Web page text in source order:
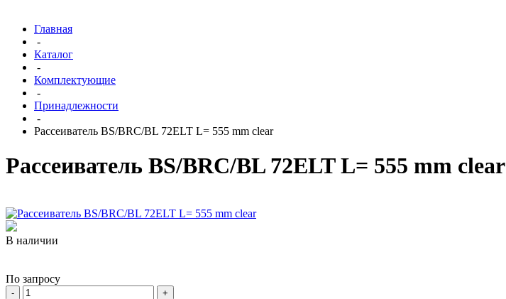
Главная
-
Каталог
-
Комплектующие
-
Принадлежности
-
Рассеиватель BS/BRC/BL 72ELT L= 555 mm clear
Рассеиватель BS/BRC/BL 72ELT L= 555 mm clear
В наличии
По запросу
- +